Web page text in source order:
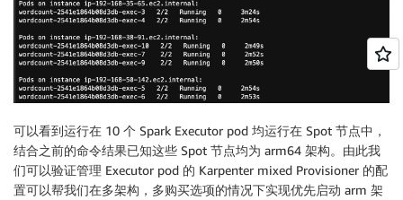
可以看到运行在 10 个 Spark Executor pod 均运行在 Spot 节点中，
结合之前的命令结果已知这些 Spot 节点均为 arm64 架构。由此我
们可以验证管理 Executor pod 的 Karpenter mixed Provisioner 的配
置可以帮我们在多架构，多购买选项的情况下实现优先启动 arm 架